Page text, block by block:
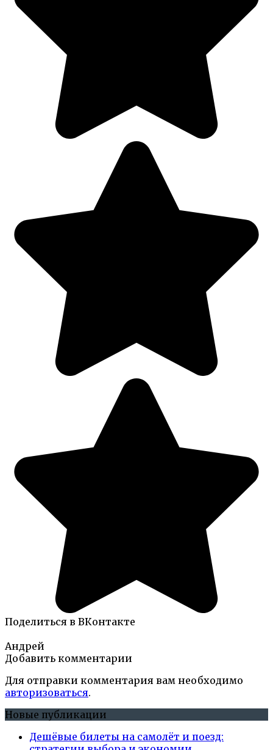
Поделиться в ВКонтакте
Андрей
Добавить комментарии
Для отправки комментария вам необходимо
авторизоваться.
Новые публикации
Дешёвые билеты на самолёт и поезд: